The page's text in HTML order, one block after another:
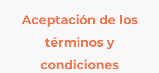
Aceptación de los
términos y
condiciones